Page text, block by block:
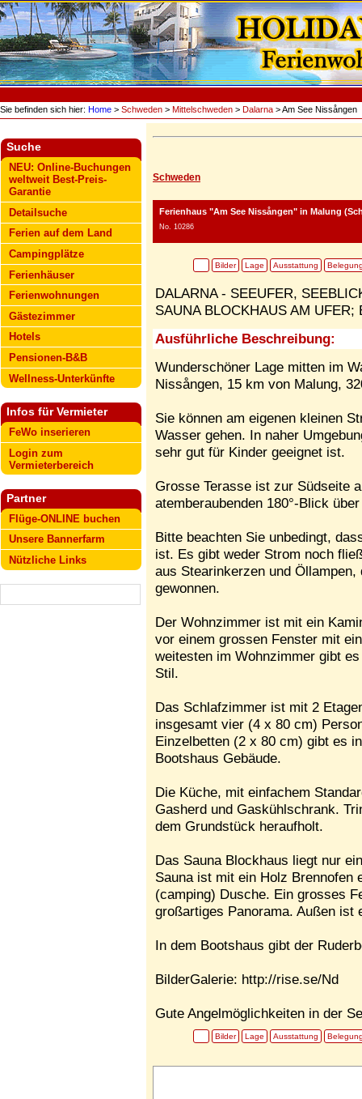
Sie befinden sich hier: Home > Schweden > Mittelschweden > Dalarna > Am See Nissången
Suche
NEU: Online-Buchungen
weltweit Best-Preis-
Garantie
Detailsuche
Ferien auf dem Land
Campingplätze
Ferienhäuser
Ferienwohnungen
Gästezimmer
Hotels
Pensionen-B&B
Wellness-Unterkünfte
Infos für Vermieter
FeWo inserieren
Login zum
Vermieterbereich
Partner
Flüge-ONLINE buchen
Unsere Bannerfarm
Nützliche Links
Schweden
Ferienhaus "Am See Nissången" in Malung
No. 10286
Bilder Lage Ausstattung
DALARNA - SEEUFER,
SAUNA BLOCKHAUS AM
Ausführliche Beschreibung:
Wunderschöner Lage mitten im
Nissången, 15 km von Malung,
Sie können am eigenen kleinen
Wasser gehen. In naher
sehr gut für Kinder geeignet ist.
Grosse Terasse ist zur Südseite
atemberaubenden 180°-Blick
Bitte beachten Sie unbedingt,
ist. Es gibt weder Strom noch
aus Stearinkerzen und
gewonnen.
Der Wohnzimmer ist mit ein
vor einem grossen Fenster mit
weitesten im Wohnzimmer gibt
Stil.
Das Schlafzimmer ist mit 2
insgesamt vier (4 x 80 cm)
Einzelbetten (2 x 80 cm) gibt es
Bootshaus Gebäude.
Die Küche, mit einfachem
Gasherd und Gaskühlschrank.
dem Grundstück heraufholt.
Das Sauna Blockhaus liegt nur
Sauna ist mit ein Holz Brennofen
(camping) Dusche. Ein grosses
großartiges Panorama. Außen ist
In dem Bootshaus gibt der
BilderGalerie: http://rise.se/Nd
Gute Angelmöglichkeiten in der
Bilder Lage Ausstattung